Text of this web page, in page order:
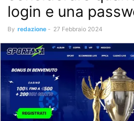
login e una
By redazione - 27 Febbraio 2024